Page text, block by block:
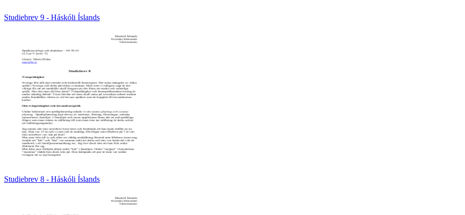
Studiebrev 9 - Háskóli Íslands
Studiebrev 8 - Háskóli Íslands